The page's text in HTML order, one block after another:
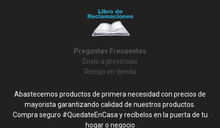
Preguntas Frecuentes
Envío a provincias
Recojo en tienda
Abastecemos productos de primera necesidad con precios de
mayorista garantizando calidad de nuestros productos.
Compra seguro #QuedateEnCasa y recíbelos en la puerta de tu
hogar o negocio